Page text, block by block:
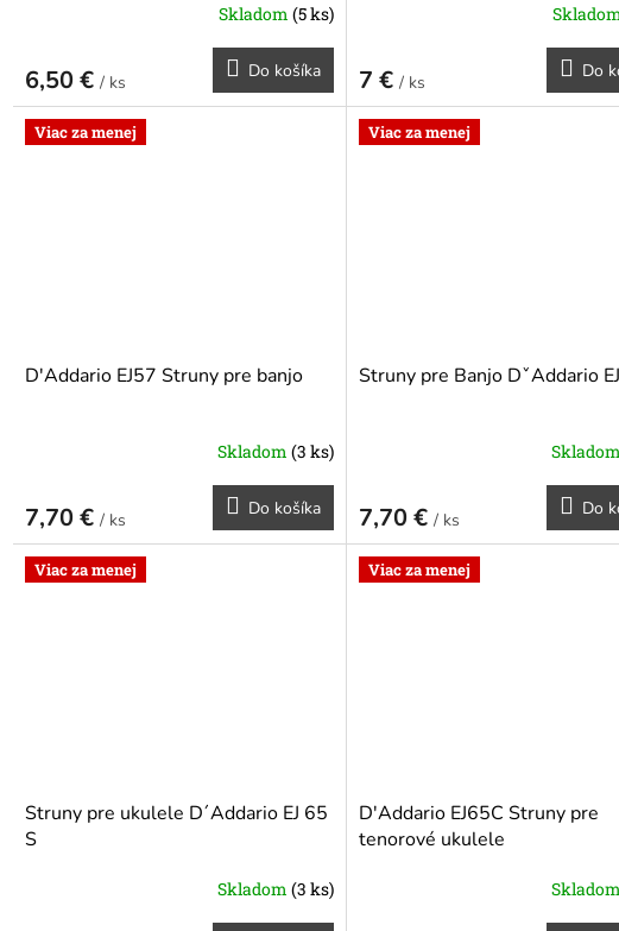
Skladom (5 ks)
6,50 € / ks
Do košíka
Skladom
7 € / ks
Do
Viac za menej
D'Addario EJ57 Struny pre banjo
Skladom (3 ks)
7,70 € / ks
Do košíka
Viac za menej
Struny pre Banjo DˇAddario
Skladom
7,70 € / ks
Do
Viac za menej
Struny pre ukulele D´Addario EJ 65
S
Skladom (3 ks)
Viac za menej
D'Addario EJ65C Struny pre
tenorové ukulele
Skladom